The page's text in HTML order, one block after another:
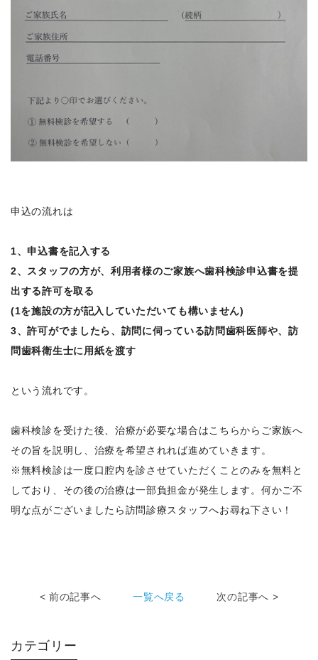
申込の流れは
1、申込書を記入する
2、スタッフの方が、利用者様のご家族へ歯科検診申込書を提
出する許可を取る
(1を施設の方が記入していただいても構いません)
3、許可がでましたら、訪問に伺っている訪問歯科医師や、訪
問歯科衛生士に用紙を渡す
という流れです。
歯科検診を受けた後、治療が必要な場合はこちらからご家族へ
その旨を説明し、治療を希望されれば進めていきます。
※無料検診は一度口腔内を診させていただくことのみを無料と
しており、その後の治療は一部負担金が発生します。何かご不
明な点がございましたら訪問診療スタッフへお尋ね下さい！
< 前の記事へ 一覧へ戻る 次の記事へ >
カテゴリー